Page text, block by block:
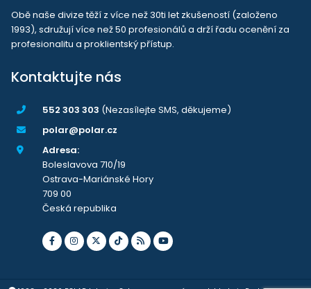
Obě naše divize těží z více než 30ti let zkušeností (založeno
1993), sdružují více než 50 profesionálů a drží řadu ocenění za
profesionalitu a proklientský přístup.
Kontaktujte nás
552 303 303 (Nezasílejte SMS, děkujeme)
polar@polar.cz
Adresa:
Boleslavova 710/19
Ostrava-Mariánské Hory
709 00
Česká republika